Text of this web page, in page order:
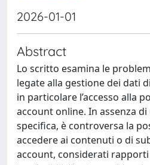
2026-01-01
Abstract
Lo scritto esamina le
legate alla gestione dei dati
in particolare l’accesso alla
account online. In assenza
specifica, è controversa la
accedere ai contenuti o di
account, considerati